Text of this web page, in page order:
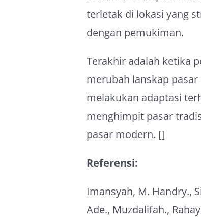
terletak di lokasi yang
dengan pemukiman.
Terakhir adalah ketika
merubah lanskap
melakukan adaptasi
menghimpit pasar
pasar modern. []
Referensi:
Imansyah, M. Handry.,
Ade., Muzdalifah.,